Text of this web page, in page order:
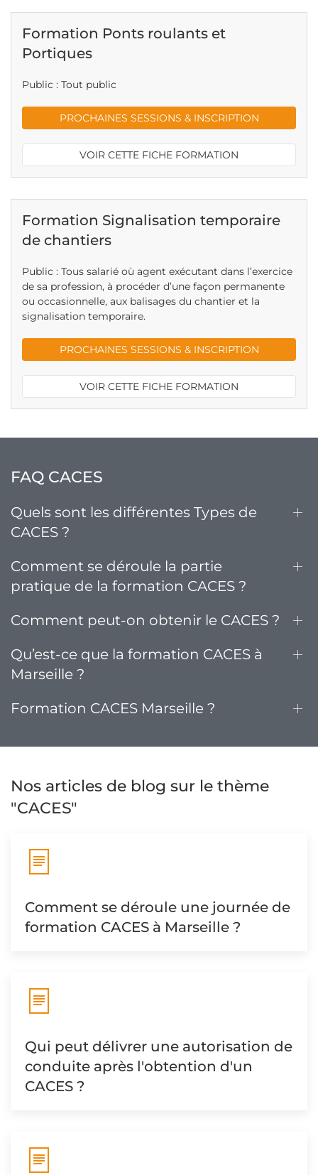
Formation Ponts roulants et
Portiques
Public : Tout public
PROCHAINES SESSIONS & INSCRIPTION
VOIR CETTE FICHE FORMATION
Formation Signalisation temporaire
de chantiers
Public : Tous salarié où agent exécutant dans l’exercice
de sa profession, à procéder d’une façon permanente
ou occasionnelle, aux balisages du chantier et la
signalisation temporaire.
PROCHAINES SESSIONS & INSCRIPTION
VOIR CETTE FICHE FORMATION
FAQ CACES
Quels sont les différentes Types de
CACES ?
Comment se déroule la partie
pratique de la formation CACES ?
Comment peut-on obtenir le CACES ?
Qu’est-ce que la formation CACES à
Marseille ?
Formation CACES Marseille ?
Nos articles de blog sur le thème
"CACES"
Comment se déroule une journée de
formation CACES à Marseille ?
Qui peut délivrer une autorisation de
conduite après l'obtention d'un
CACES ?